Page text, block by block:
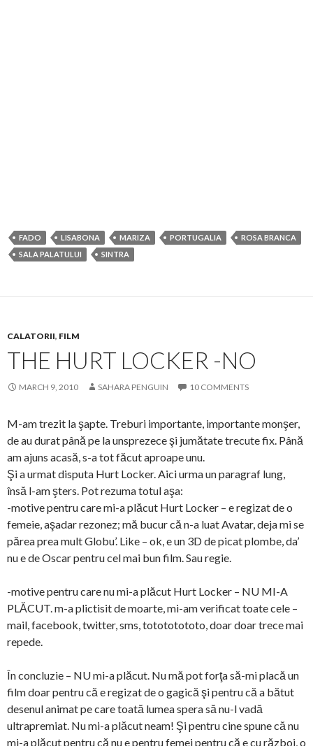
FADO LISABONA MARIZA PORTUGALIA
ROSA BRANCA
SALA PALATULUI
SINTRA
CALATORII, FILM
THE HURT LOCKER -NO
MARCH 9, 2010 SAHARA PENGUIN 10 COMMENTS
M-am trezit la şapte. Treburi importante, importante monşer,
de au durat până pe la unsprezece şi jumătate trecute fix. Până
am ajuns acasă, s-a tot făcut aproape unu.
Şi a urmat disputa Hurt Locker. Aici urma un paragraf lung,
însă l-am şters. Pot rezuma totul aşa:
-motive pentru care mi-a plăcut Hurt Locker – e regizat de o
femeie, aşadar rezonez; mă bucur că n-a luat Avatar, deja mi se
părea prea mult Globu’. Like – ok, e un 3D de picat plombe, da’
nu e de Oscar pentru cel mai bun film. Sau regie.
-motive pentru care nu mi-a plăcut Hurt Locker – NU MI-A
PLĂCUT. m-a plictisit de moarte, mi-am verificat toate cele –
mail, facebook, twitter, sms, totototototo, doar doar trece mai
repede.
În concluzie – NU mi-a plăcut. Nu mă pot forţa să-mi placă un
film doar pentru că e regizat de o gagică şi pentru că a bătut
desenul animat pe care toată lumea spera să nu-l vadă
ultrapremiat. Nu mi-a plăcut neam! Şi pentru cine spune că nu
mi-a plăcut pentru că nu e pentru femei pentru că e cu război, o